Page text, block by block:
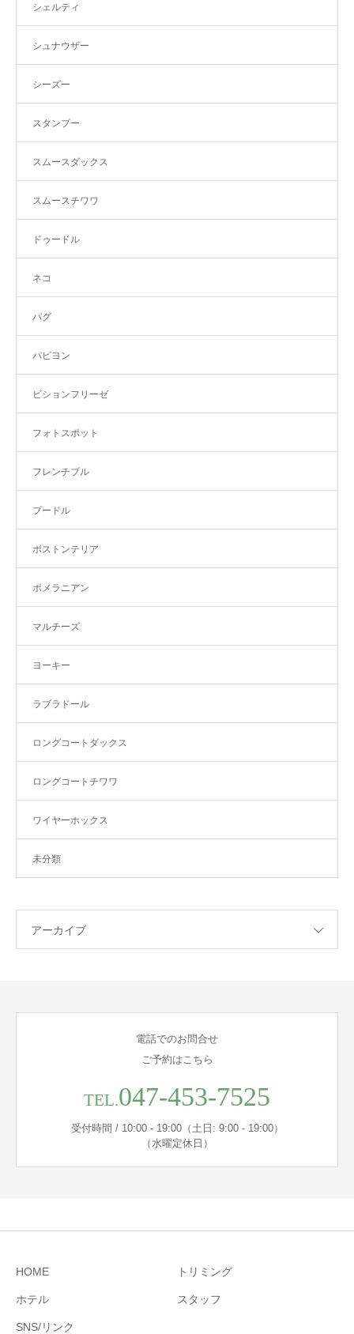
シェルティ
シュナウザー
シーズー
スタンプー
スムースダックス
スムースチワワ
ドゥードル
ネコ
パグ
パピヨン
ビションフリーゼ
フォトスポット
フレンチブル
プードル
ボストンテリア
ポメラニアン
マルチーズ
ヨーキー
ラブラドール
ロングコートダックス
ロングコートチワワ
ワイヤーホックス
未分類
アーカイブ
電話でのお問合せ
ご予約はこちら
TEL.047-453-7525
受付時間 / 10:00 - 19:00（土日: 9:00 - 19:00）
（水曜定休日）
HOME トリミング
ホテル スタッフ
SNS/リンク